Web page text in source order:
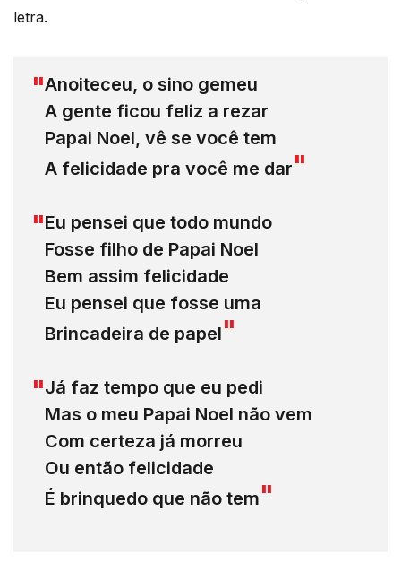
letra.
Anoiteceu, o sino gemeu
A gente ficou feliz a rezar
Papai Noel, vê se você tem
A felicidade pra você me dar
Eu pensei que todo mundo
Fosse filho de Papai Noel
Bem assim felicidade
Eu pensei que fosse uma
Brincadeira de papel
Já faz tempo que eu pedi
Mas o meu Papai Noel não vem
Com certeza já morreu
Ou então felicidade
É brinquedo que não tem